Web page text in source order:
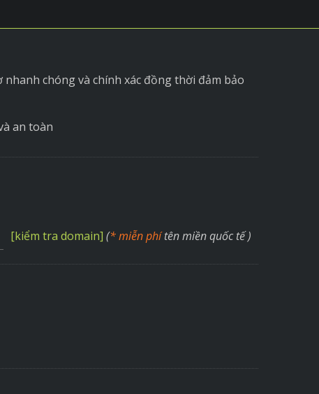
chóng và chính xác đồng thời đảm bảo
an toàn
[kiểm tra domain] (* miễn phítên miền quốc tế )